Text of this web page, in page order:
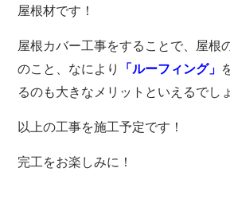
屋根材です！
屋根カバー工事をすることで、屋根
のこと、なにより
「ルーフィング」
るのも大きなメリットといえるでし
以上の工事を施工予定です！
完工をお楽しみに！